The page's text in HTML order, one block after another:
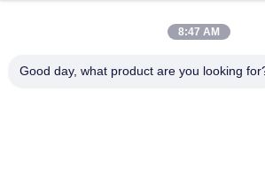
8:47 AM
Good day, what product are you looking